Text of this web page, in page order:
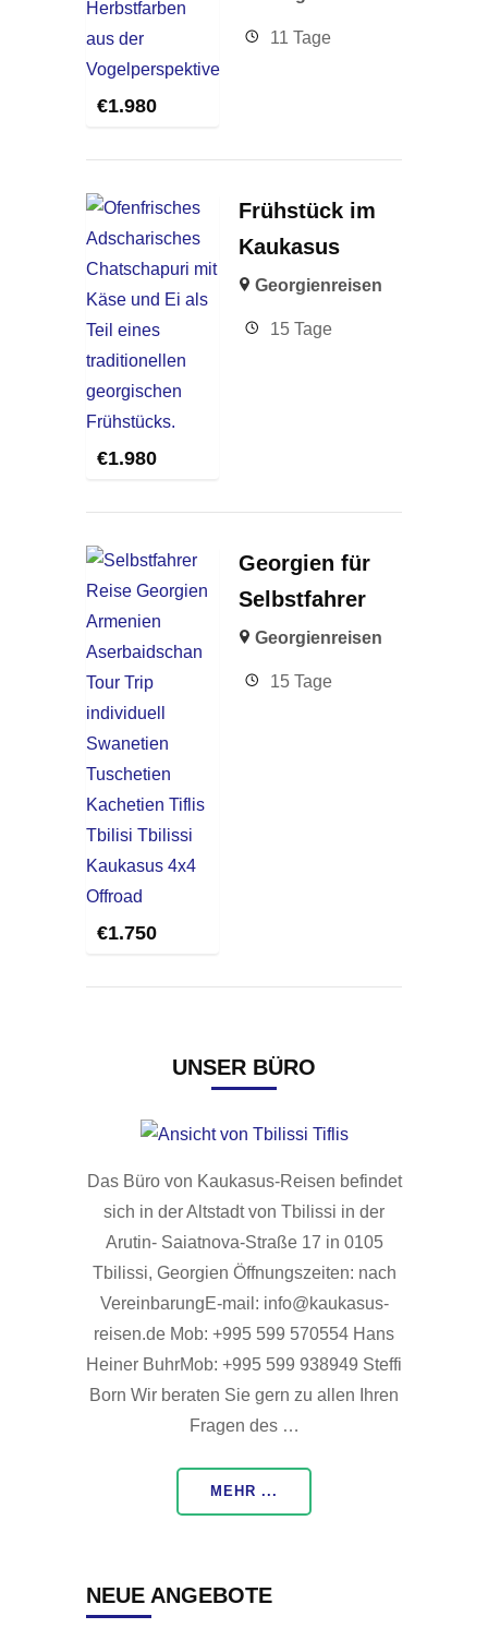
€1.980
11 Tage
€1.980
Frühstück im
Kaukasus
Georgienreisen
15 Tage
€1.750
Georgien für
Selbstfahrer
Georgienreisen
15 Tage
UNSER BÜRO
Das Büro von Kaukasus-Reisen befindet
sich in der Altstadt von Tbilissi in der
Arutin- Saiatnova-Straße 17 in 0105
Tbilissi, Georgien Öffnungszeiten: nach
VereinbarungE-mail: info@kaukasus-
reisen.de Mob: +995 599 570554 Hans
Heiner BuhrMob: +995 599 938949 Steffi
Born Wir beraten Sie gern zu allen Ihren
Fragen des …
MEHR ...
NEUE ANGEBOTE